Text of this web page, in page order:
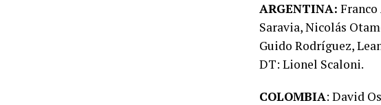
ARGENTINA:
Saravia, Nicolás
Guido Rodríguez,
DT: Lionel Scaloni.
COLOMBIA: David